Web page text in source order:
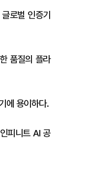
로벌 인증기
품질의 플라
에 용이하다.
피니트 AI 공